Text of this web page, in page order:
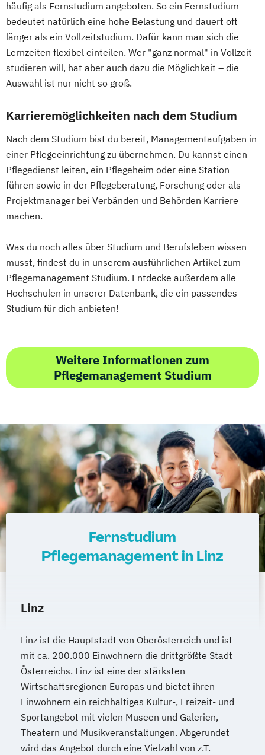
Erwachsenenbildung
Beratung und Personalentwicklung
Eventmanagement Facility Management
Finance
Accounting und Taxation (DE/EN)
Finanzmanagement für Bankkaufleute
Gartenbau
General Management
Gerontologie
Gesundheits- und Pflegepädagogik
Gesundheitsmanagement
Gesundheitsökonomie
Growth Hacking
Growth Hacking (DE/EN)
Growth Hacking for Entrepreneurs (DE/EN)
Heilpädagogik
Heilpädagogik und Inklusion
Hotelmanagement (DE/EN)
IT-Betriebswirt/in IT-Management
Immobilienmanagement
Immobilienwirtschaft
Informatik
Information Technology Management
(DE/EN)
Innovation and Entrepreneurship (DE/EN)
International Healthcare Management
(DE/EN)
International Management (DE/EN)
Journalismus und digitale Kommunikation
Kommunikationsdesign
Kultur- und Medienpädagogik
Logopädie
Machine Learning (EN)
Management (DE/EN)
Marketing
Marketing und digitale Medien
Marketingmanagement Maschinenbau
Master of Business Administration (DE/EN)
häufig als Fernstudium angeboten. So ein Fernstudium
bedeutet natürlich eine hohe Belastung und dauert oft
länger als ein Vollzeitstudium. Dafür kann man sich die
Lernzeiten flexibel einteilen. Wer "ganz normal" in Vollzeit
studieren will, hat aber auch dazu die Möglichkeit – die
Auswahl ist nur nicht so groß.
Karrieremöglichkeiten nach dem Studium
Nach dem Studium bist du bereit, Managementaufgaben in
einer Pflegeeinrichtung zu übernehmen. Du kannst einen
Pflegedienst leiten, ein Pflegeheim oder eine Station
führen sowie in der Pflegeberatung, Forschung oder als
Projektmanager bei Verbänden und Behörden Karriere
machen.
Was du noch alles über Studium und Berufsleben wissen
musst, findest du in unserem ausführlichen Artikel zum
Pflegemanagement Studium. Entdecke außerdem alle
Hochschulen in unserer Datenbank, die ein passendes
Studium für dich anbieten!
Weitere Informationen zum
Pflegemanagement Studium
Fernstudium
Pflegemanagement in Linz
Linz
Linz ist die Hauptstadt von Oberösterreich und ist
mit ca. 200.000 Einwohnern die drittgrößte Stadt
Österreichs. Linz ist eine der stärksten
Wirtschaftsregionen Europas und bietet ihren
Einwohnern ein reichhaltiges Kultur-, Freizeit- und
Sportangebot mit vielen Museen und Galerien,
Theatern und Musikveranstaltungen. Abgerundet
wird das Angebot durch eine Vielzahl von z.T.